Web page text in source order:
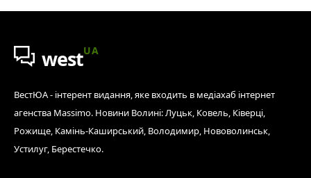
westUA
ВестЮА - інтерент видання, яке входить в медіахаб інтернет
агенства Massimo. Новини Волині: Луцьк, Ковель, Ківерці,
Рожище, Камінь-Каширський, Володимир, Нововолинськ,
Устилуг, Берестечко.